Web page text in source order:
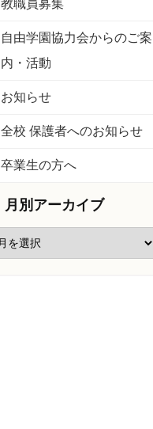
教職員募集
自由学園協力会からのご案
内・活動
お知らせ
全校 保護者へのお知らせ
卒業生の方へ
月別アーカイブ